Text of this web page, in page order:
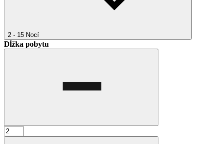
2 - 15 Nocí
Dĺžka pobytu